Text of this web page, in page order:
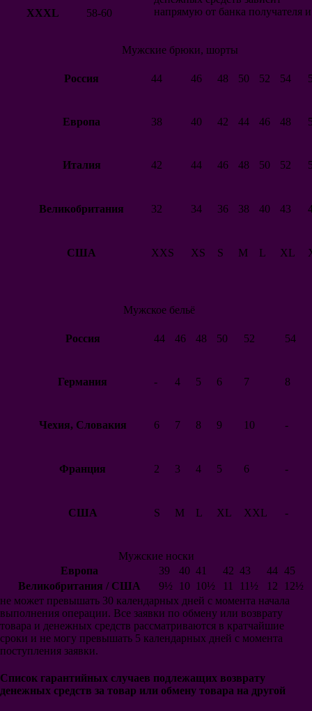
Марокко
Ирландия
Словакия
Македония
Севилья
Вильярреал
Реал Бетис
Манчестер Сити
Вест Хэм Юнайтед
Лестер Сити
Сток Сити
Суонси Сити
Саутгемптон
Шеффилд Юнайтед
Брайтон энд Хоув
Альбион
Астон Вилла
Ювентус
XXXL 58-60
Мужские брюки, шорты
Россия 44 46 48 50 52 54
Европа 38 40 42 44 46 48
Италия 42 44 46 48 50 52
Великобритания 32 34 36 38 40 43
США XXS XS S M L XL
Мужское бельё
Россия 44 46 48 50 52 54
Германия - 4 5 6 7 8
Чехия, Словакия 6 7 8 9 10 -
Франция 2 3 4 5 6 -
США S M L XL XXL -
Мужские носки
Европа
39 40 41 42 43 44 45
Великобритания / США
9½ 10 10½ 11 11½ 12 12½
напрямую от банка получателя и
не может превышать 30 календарных дней с момента начала
выполнения операции. Все заявки по обмену или возврату
товара и денежных средств рассматриваются в кратчайшие
сроки и не могу превышать 5 календарных дней с момента
поступления заявки.
Список гарантийных случаев подлежащих возврату
денежных средств за товар или обмену товара на другой